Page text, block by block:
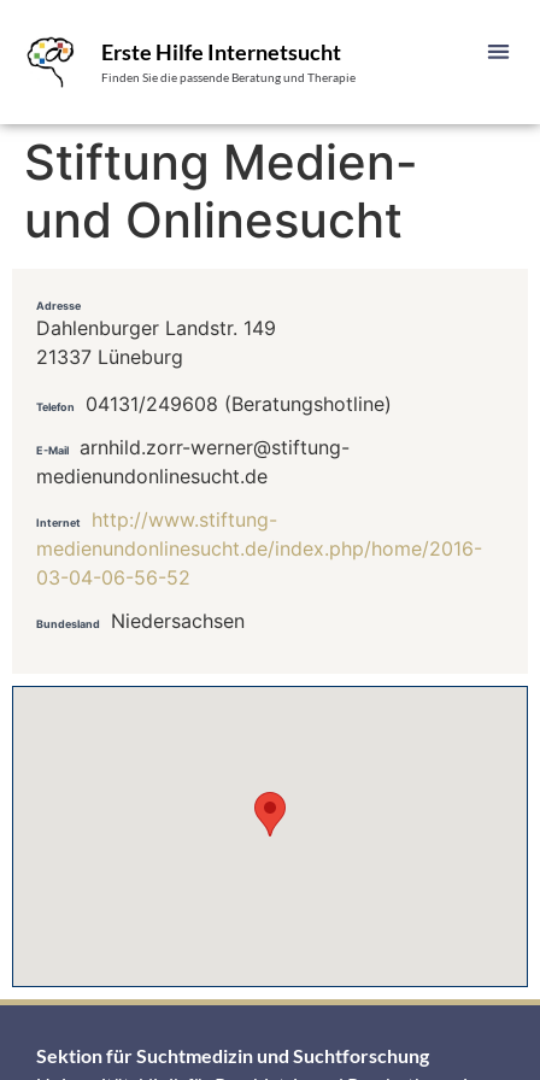
Erste Hilfe Internetsucht
Finden Sie die passende Beratung und Therapie
Stiftung Medien-
und Onlinesucht
Adresse
Dahlenburger Landstr. 149
21337 Lüneburg
Telefon 04131/249608 (Beratungshotline)
E-Mail
arnhild.zorr-werner@stiftung-
medienundonlinesucht.de
Internet
http://www.stiftung-
medienundonlinesucht.de/index.php/home/2016-
03-04-06-56-52
Bundesland Niedersachsen
Sektion für Suchtmedizin und Suchtforschung